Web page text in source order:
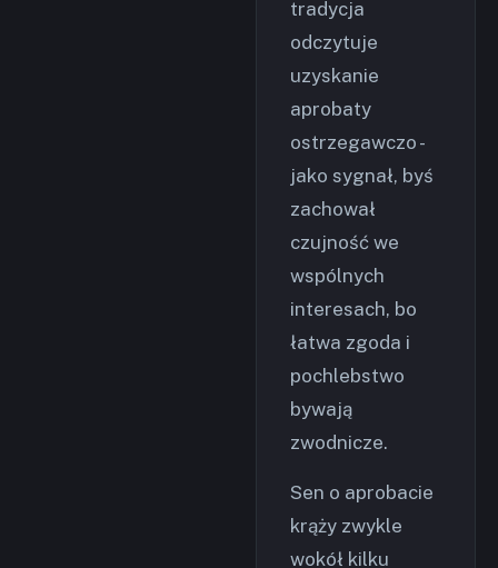
tradycja
odczytuje
uzyskanie
aprobaty
ostrzegawczo -
jako sygnał, byś
zachował
czujność we
wspólnych
interesach, bo
łatwa zgoda i
pochlebstwo
bywają
zwodnicze.
Sen o aprobacie
krąży zwykle
wokół kilku